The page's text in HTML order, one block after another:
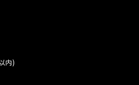
内)